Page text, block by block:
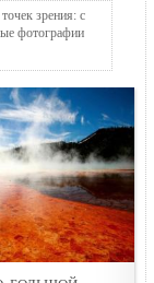
зрения: с
фотографии